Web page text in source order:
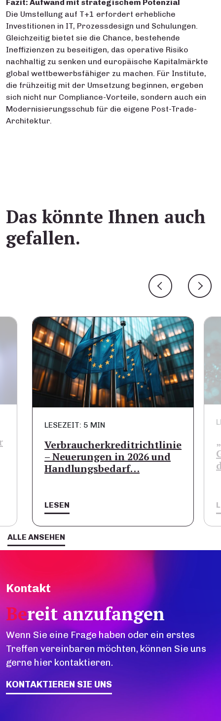
Fazit: Aufwand mit strategischem Potenzial
Die Umstellung auf T+1 erfordert erhebliche
Investitionen in IT, Prozessdesign und Schulungen.
Gleichzeitig bietet sie die Chance, bestehende
Ineffizienzen zu beseitigen, das operative Risiko
nachhaltig zu senken und europäische Kapitalmärkte
global wettbewerbsfähiger zu machen. Für Institute,
die frühzeitig mit der Umsetzung beginnen, ergeben
sich nicht nur Compliance-Vorteile, sondern auch ein
Modernisierungsschub für die eigene Post-Trade-
Architektur.
Das könnte Ihnen auch
gefallen.
ALLE ANSEHEN
LESEZEIT: 5 MIN
Verbraucherkreditrichtlinie
– Neuerungen in 2026 und
Handlungsbedarf…
LESEN
Kontakt
Bereit anzufangen
Wenn Sie eine Frage haben oder ein erstes
Treffen vereinbaren möchten, können Sie uns
gerne hier kontaktieren.
KONTAKTIEREN SIE UNS